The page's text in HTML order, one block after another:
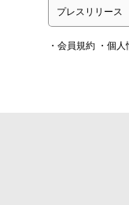
プレスリリース
・会員規約 ・個